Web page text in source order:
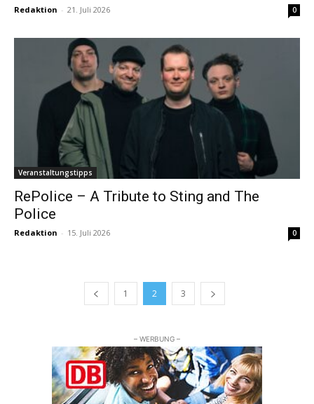
Redaktion - 21. Juli 2026 0
Veranstaltungstipps
RePolice – A Tribute to Sting and The
Police
Redaktion - 15. Juli 2026 0
1 2 3
– WERBUNG –